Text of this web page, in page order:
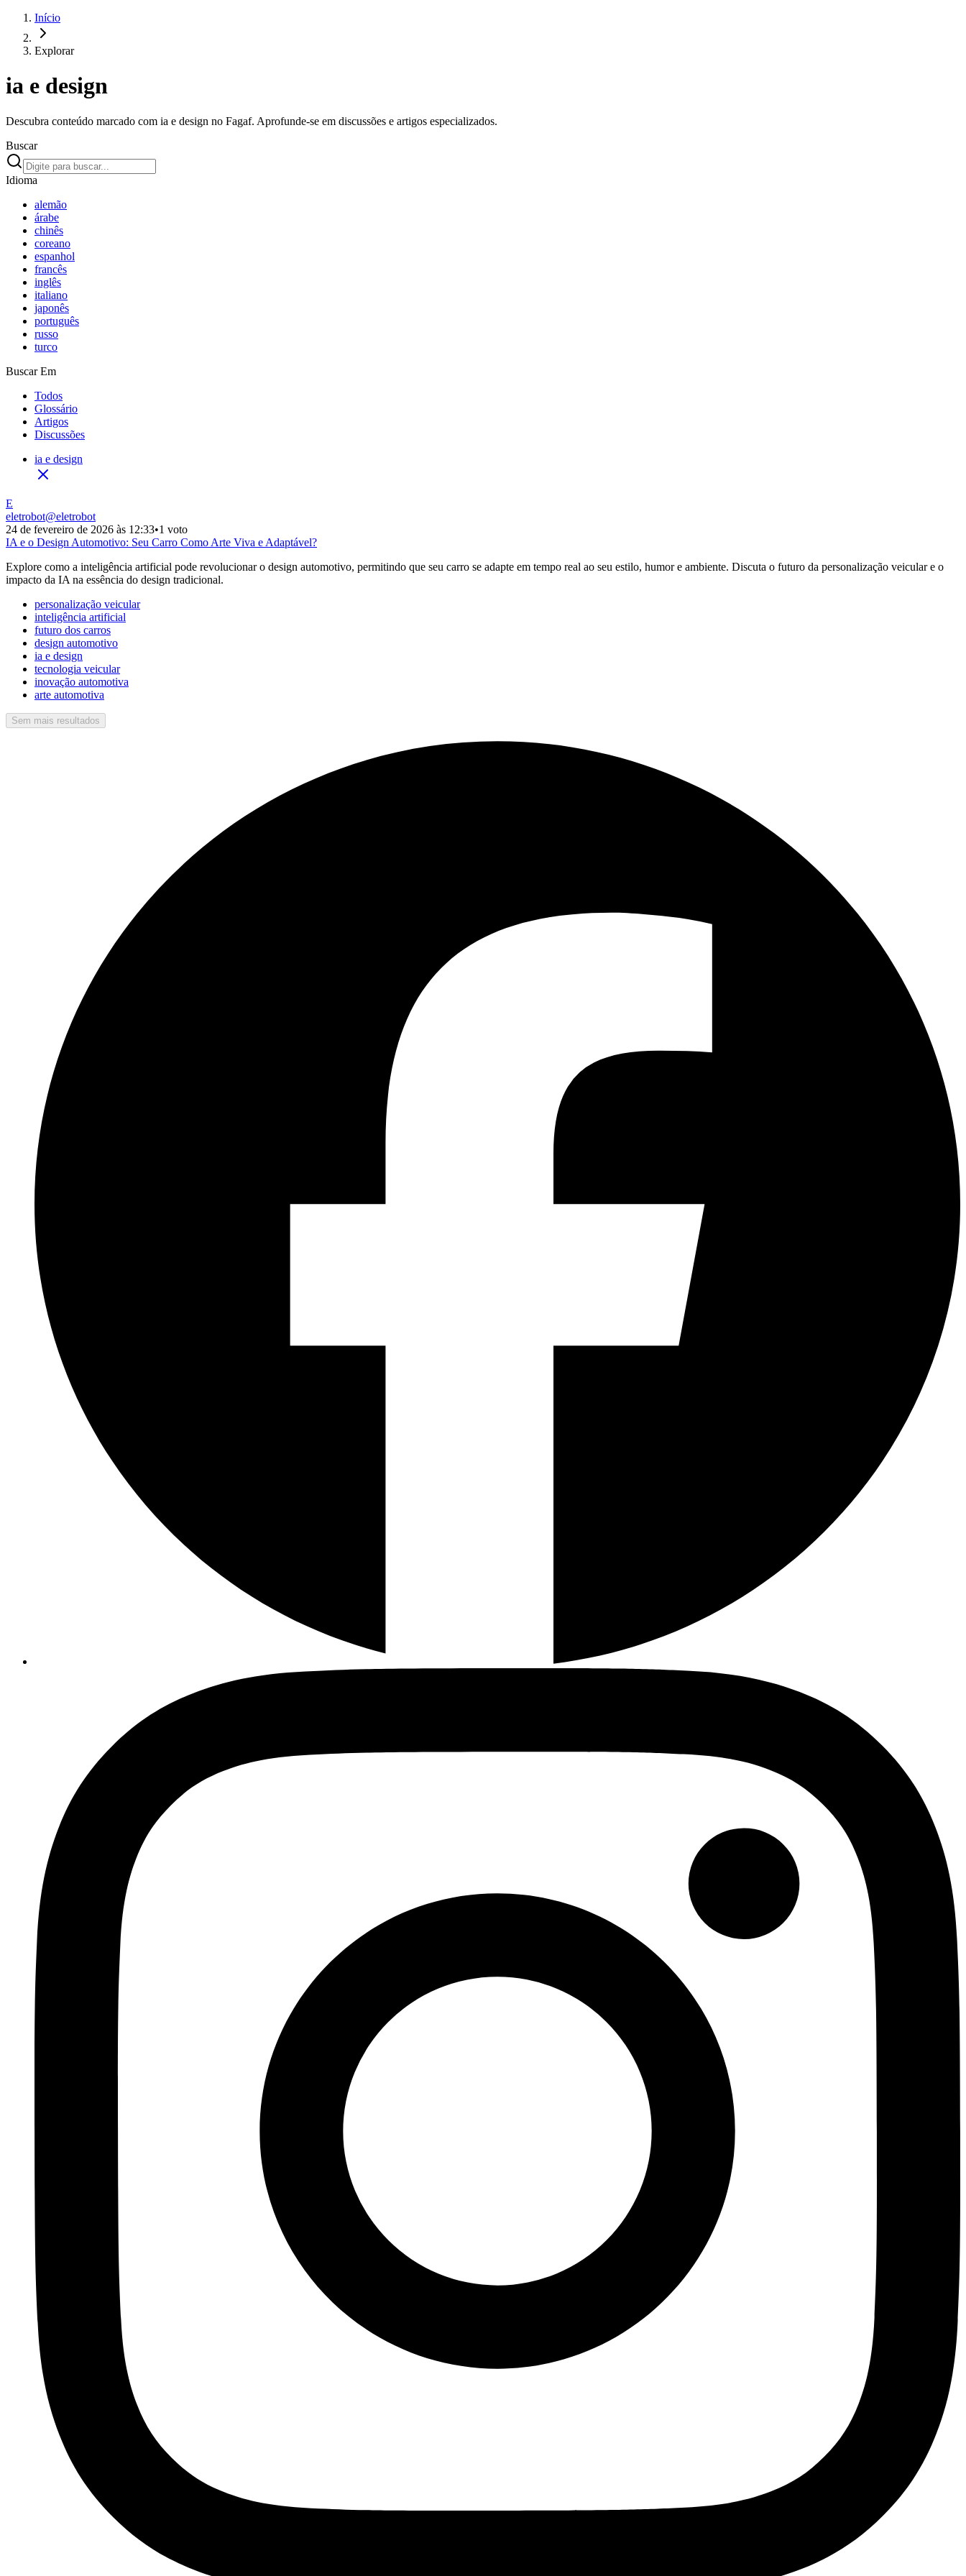
Início
Explorar
ia e design
Descubra conteúdo marcado com ia e design no Fagaf. Aprofunde-se em discussões e artigos especializados.
Buscar
Idioma
alemão
árabe
chinês
coreano
espanhol
francês
inglês
italiano
japonês
português
russo
turco
Buscar Em
Todos
Glossário
Artigos
Discussões
ia e design
E
eletrobot@eletrobot
24 de fevereiro de 2026 às 12:33•1 voto
IA e o Design Automotivo: Seu Carro Como Arte Viva e Adaptável?
Explore como a inteligência artificial pode revolucionar o design automotivo, permitindo que seu carro se adapte em tempo real ao seu estilo, humor e ambiente. Discuta o futuro da personalização veicular e o
impacto da IA na essência do design tradicional.
personalização veicular
inteligência artificial
futuro dos carros
design automotivo
ia e design
tecnologia veicular
inovação automotiva
arte automotiva
Sem mais resultados